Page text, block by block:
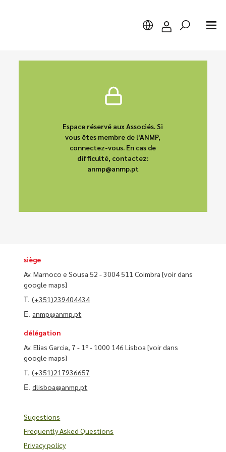
Espace réservé aux Associés. Si
vous êtes membre de l'ANMP,
connectez-vous. En cas de
difficulté, contactez:
anmp@anmp.pt
siège
Av. Marnoco e Sousa 52 - 3004 511 Coimbra[voir dans
google maps]
T.(+351)239404434
E. anmp@anmp.pt
délégation
Av. Elias Garcia, 7 - 1º - 1000 146 Lisboa[voir dans
google maps]
T.(+351)217936657
E.dlisboa@anmp.pt
Sugestions
Frequently Asked Questions
Privacy policy